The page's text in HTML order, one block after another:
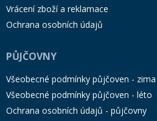
Vrácení zboží a reklamace
Ochrana osobních údajů
PŮJČOVNY
Všeobecné podmínky půjčoven - zima
Všeobecné podmínky půjčoven - léto
Ochrana osobních údajů - půjčovny